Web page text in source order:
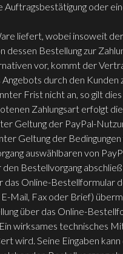
oder
liefert, wobei insoweit
dessen Bestellung zur
vor, kommt der
Angebots durch den
Frist nicht an, so gilt
Zahlungsart erfolgt
Geltung der PayPal-
Geltung der
auswählbaren von
Bestellvorgang
das Online-
Mail, Fax oder Brief)
über das Online-
wirksames technisches
wird. Seine Eingaben